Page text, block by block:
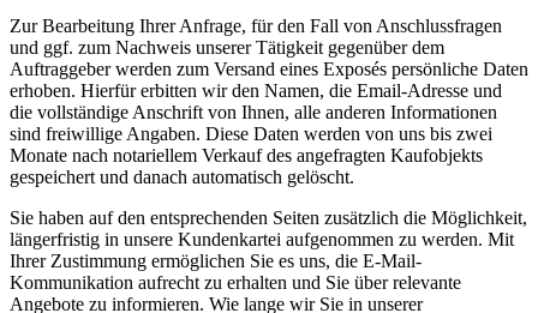
Zur Bearbeitung Ihrer Anfrage, für den Fall von Anschlussfragen
und ggf. zum Nachweis unserer Tätigkeit gegenüber dem
Auftraggeber werden zum Versand eines Exposés persönliche Daten
erhoben. Hierfür erbitten wir den Namen, die Email-Adresse und
die vollständige Anschrift von Ihnen, alle anderen Informationen
sind freiwillige Angaben. Diese Daten werden von uns bis zwei
Monate nach notariellem Verkauf des angefragten Kaufobjekts
gespeichert und danach automatisch gelöscht.
Sie haben auf den entsprechenden Seiten zusätzlich die Möglichkeit,
längerfristig in unsere Kundenkartei aufgenommen zu werden. Mit
Ihrer Zustimmung ermöglichen Sie es uns, die E-Mail-
Kommunikation aufrecht zu erhalten und Sie über relevante
Angebote zu informieren. Wie lange wir Sie in unserer